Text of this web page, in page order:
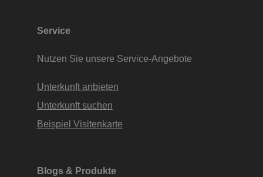
Service
Nutzen Sie unsere Service-Angebote
Unterkunft anbieten
Unterkunft suchen
Beispiel Visitenkarte
Blogs & Produkte